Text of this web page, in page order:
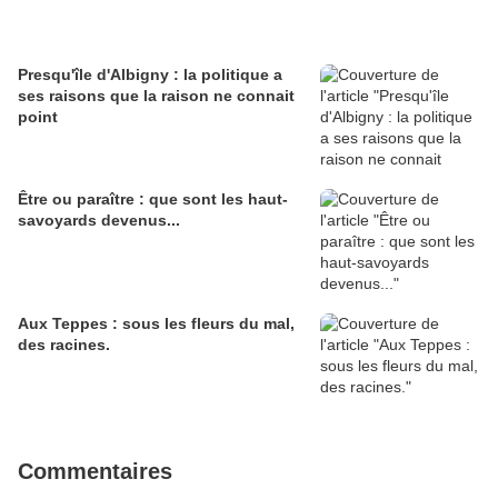
Presqu'île d'Albigny : la politique a
ses raisons que la raison ne connait
point
Être ou paraître : que sont les haut-
savoyards devenus...
Aux Teppes : sous les fleurs du mal,
des racines.
Commentaires